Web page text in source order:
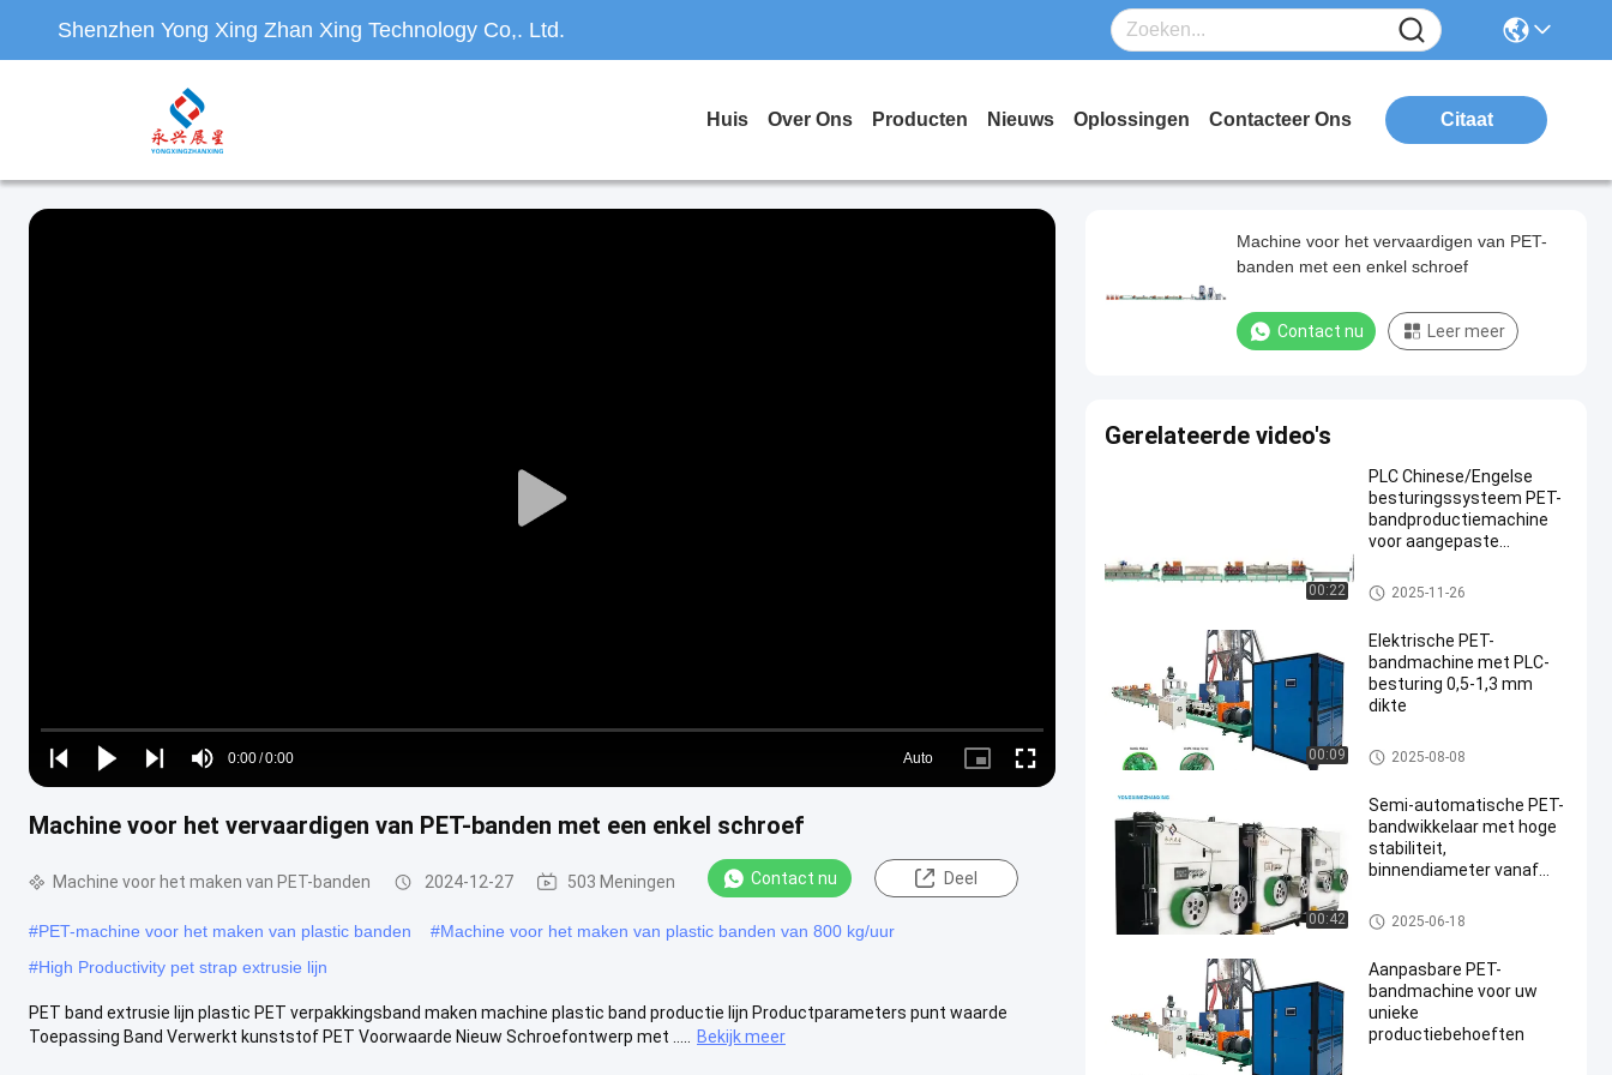
Shenzhen Yong Xing Zhan Xing Technology Co,. Ltd.
Huis Over Ons Producten Nieuws Oplossingen Contacteer Ons Citaat
Play
Play
Play
Play
Mute
Time
0:00/0:00
Loaded:
0%
Auto
Picture- Fullscreen
Machine voor het vervaardigen van PET-banden met een enkel schroef
Machine voor het maken van PET-banden 2024-12-27 503 Meningen Contact nu Deel
#PET-machine voor het maken van plastic banden #Machine voor het maken van plastic banden van 800 kg/uur
#High Productivity pet strap extrusie lijn
PET band extrusie lijn plastic PET verpakkingsband maken machine plastic band productie lijn Productparameters punt waarde
Toepassing Band Verwerkt kunststof PET Voorwaarde Nieuw Schroefontwerp met .....
Bekijk meer
Machine voor het vervaardigen van PET-
banden met een enkel schroef
Contact nu Leer meer
Gerelateerde video's
00:22
PLC Chinese/Engelse
besturingssysteem PET-
bandproductiemachine
voor aangepaste
Machine voor het maken van P
ET-banden
2025-11-26
00:09
Elektrische PET-
bandmachine met PLC-
besturing 0,5-1,3 mm
dikte
Machine voor het maken van P
ET-banden
2025-08-08
00:42
Semi-automatische PET-
bandwikkelaar met hoge
stabiliteit,
binnendiameter vanaf
De Spoel van de HUISDIERENri
em
2025-06-18
Aanpasbare PET-
bandmachine voor uw
unieke
productiebehoeften